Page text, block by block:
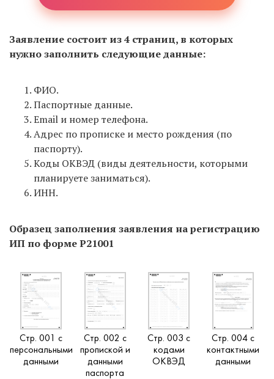
Заявление состоит из 4 страниц, в которых
нужно заполнить следующие данные:
ФИО.
Паспортные данные.
Email и номер телефона.
Адрес по прописке и место рождения (по
паспорту).
Коды ОКВЭД (виды деятельности, которыми
планируете заниматься).
ИНН.
Образец заполнения заявления на регистрацию
ИП по форме Р21001
Стр. 001 с
персональными
данными
Стр. 002 с
пропиской и
данными
паспорта
Стр. 003 с
кодами
ОКВЭД
Стр. 004 с
контактными
данными